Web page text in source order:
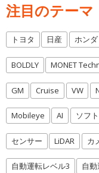
注目のテーマ
トヨタ 日産 ホンダ
BOLDLY MONET
GM Cruise VW
Mobileye AI ソフ
センサー LiDAR カ
自動運転レベル3 自